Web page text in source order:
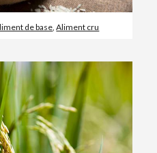
de base,Aliment cru